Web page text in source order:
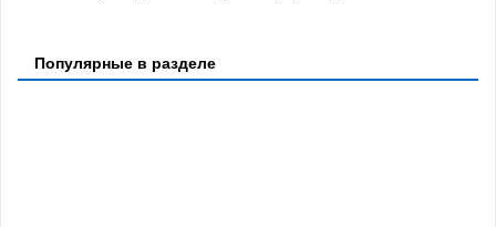
Популярные в разделе